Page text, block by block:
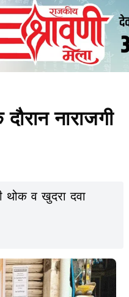
नाराजगी
थोक व खुदरा दवा